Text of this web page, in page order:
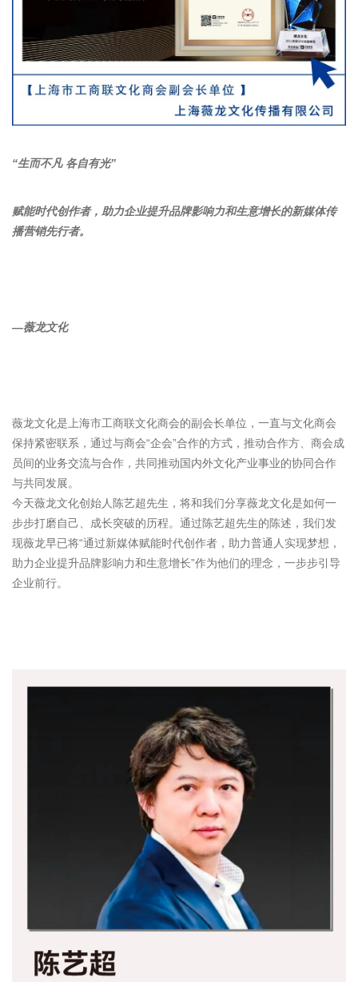
“生而不凡 各自有光”
赋能时代创作者，助力企业提升品牌影响力和生意增长的新媒体传
播营销先行者。
—薇龙文化
薇龙文化是上海市工商联文化商会的副会长单位，一直与文化商会
保持紧密联系，通过与商会“企会”合作的方式，推动合作方、商会成
员间的业务交流与合作，共同推动国内外文化产业事业的协同合作
与共同发展。
今天薇龙文化创始人陈艺超先生，将和我们分享薇龙文化是如何一
步步打磨自己、成长突破的历程。通过陈艺超先生的陈述，我们发
现薇龙早已将“通过新媒体赋能时代创作者，助力普通人实现梦想，
助力企业提升品牌影响力和生意增长”作为他们的理念，一步步引导
企业前行。